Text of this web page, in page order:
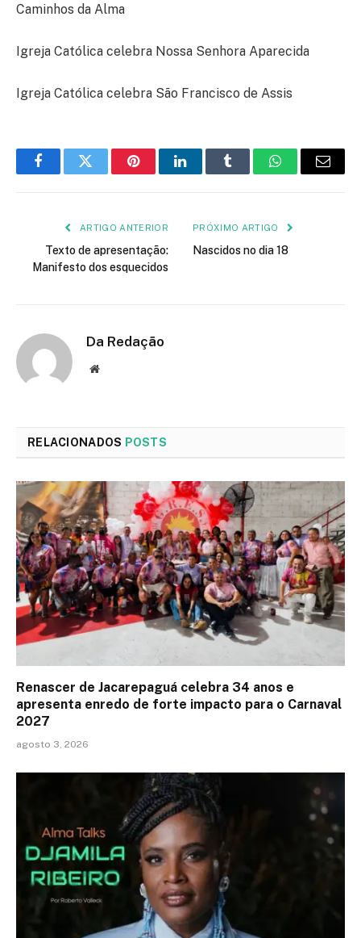
Caminhos da Alma
Igreja Católica celebra Nossa Senhora Aparecida
Igreja Católica celebra São Francisco de Assis
FacebookTwitter PinterestLinkedInTumblr WhatsApp
E-
ARTIGO ANTERIOR
Texto de apresentação:
Manifesto dos esquecidos
PRÓXIMO ARTIGO
Nascidos no dia 18
Da Redação
Site
RELACIONADOS POSTS
Renascer de Jacarepaguá celebra 34 anos e
apresenta enredo de forte impacto para o Carnaval
2027
agosto 3, 2026